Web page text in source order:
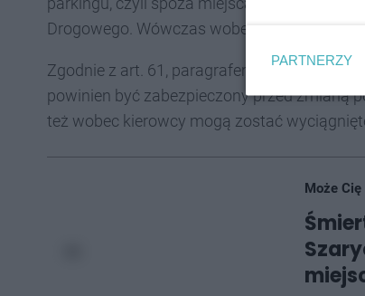
Drogowego. Wówczas wobec takiego
Zgodnie z art. 61, paragrafem trzecim
powinien być zabezpieczony przed zmianą
też wobec kierowcy mogą zostać
Może
PARTNERZY